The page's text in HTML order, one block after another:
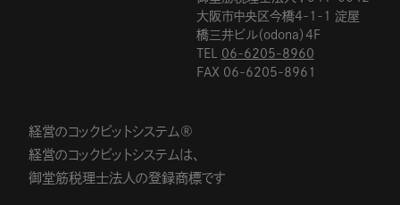
大阪市中央区今橋4-1-1 淀屋
橋三井ビル（odona）4F
TEL 06-6205-8960
FAX 06-6205-8961
経営のコックピットシステム®
経営のコックピットシステムは、
御堂筋税理士法人の登録商標です